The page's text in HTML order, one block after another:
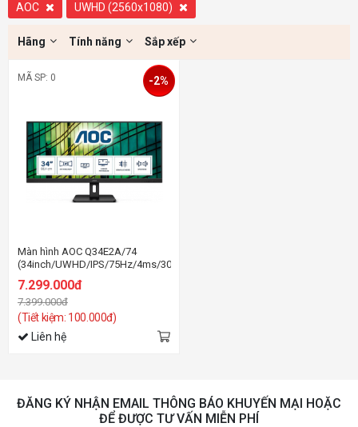
AOC UWHD (2560x1080)
Hãng Tính năng Sắp xếp
MÃ SP: 0
Màn hình AOC Q34E2A/74
(34inch/UWHD/IPS/75Hz/4ms/300nits/HDMI+DP/Loa)
7.299.000đ
7.399.000đ
(Tiết kiệm: 100.000đ)
-2%
Liên hệ
ĐĂNG KÝ NHẬN EMAIL THÔNG BÁO KHUYẾN MẠI HOẶC
ĐỂ ĐƯỢC TƯ VẤN MIỄN PHÍ